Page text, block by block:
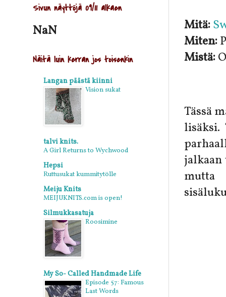
Mitä:
Miten:
Mistä:
Tässä
lisäksi.
mutta
Sivun näyttöjä 09/11 alkaen
NaN
Näitä luin kerran jos toisenkin
Langan päästä kiinni
Vision sukat
talvi knits.
A Girl Returns to Wychwood
Hepsi
Ruttusukat kummitytölle
Meiju Knits
MEIJUKNITS.com is open!
Silmukkasatuja
Roosimine
My So- Called Handmade Life
Episode 57: Famous
Last Words